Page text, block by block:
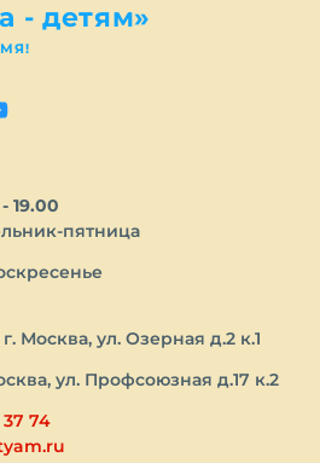
- детям»
19.00
пятница
Москва, ул. Озерная д.2 к.1
ул. Профсоюзная д.17 к.2
74